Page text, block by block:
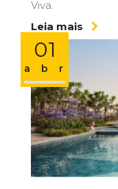
Viva.
Leia mais
01
abr